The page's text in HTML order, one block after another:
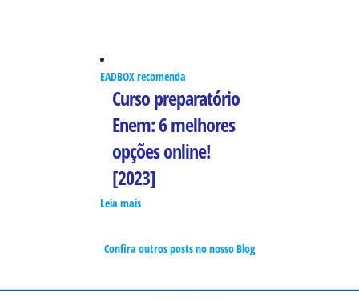
EADBOX recomenda
Curso preparatório
Enem: 6 melhores
opções online!
[2023]
Leia mais
Confira outros posts no nosso Blog